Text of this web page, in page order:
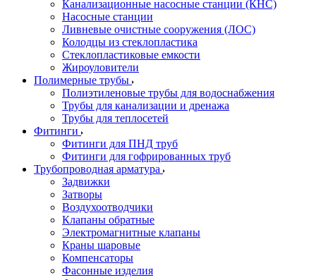
Канализационные насосные станции (КНС)
Насосные станции
Ливневые очистные сооружения (ЛОС)
Колодцы из стеклопластика
Стеклопластиковые емкости
Жироуловители
Полимерные трубы
Полиэтиленовые трубы для водоснабжения
Трубы для канализации и дренажа
Трубы для теплосетей
Фитинги
Фитинги для ПНД труб
Фитинги для гофрированных труб
Трубопроводная арматура
Задвижки
Затворы
Воздухоотводчики
Клапаны обратные
Электромагнитные клапаны
Краны шаровые
Компенсаторы
Фасонные изделия